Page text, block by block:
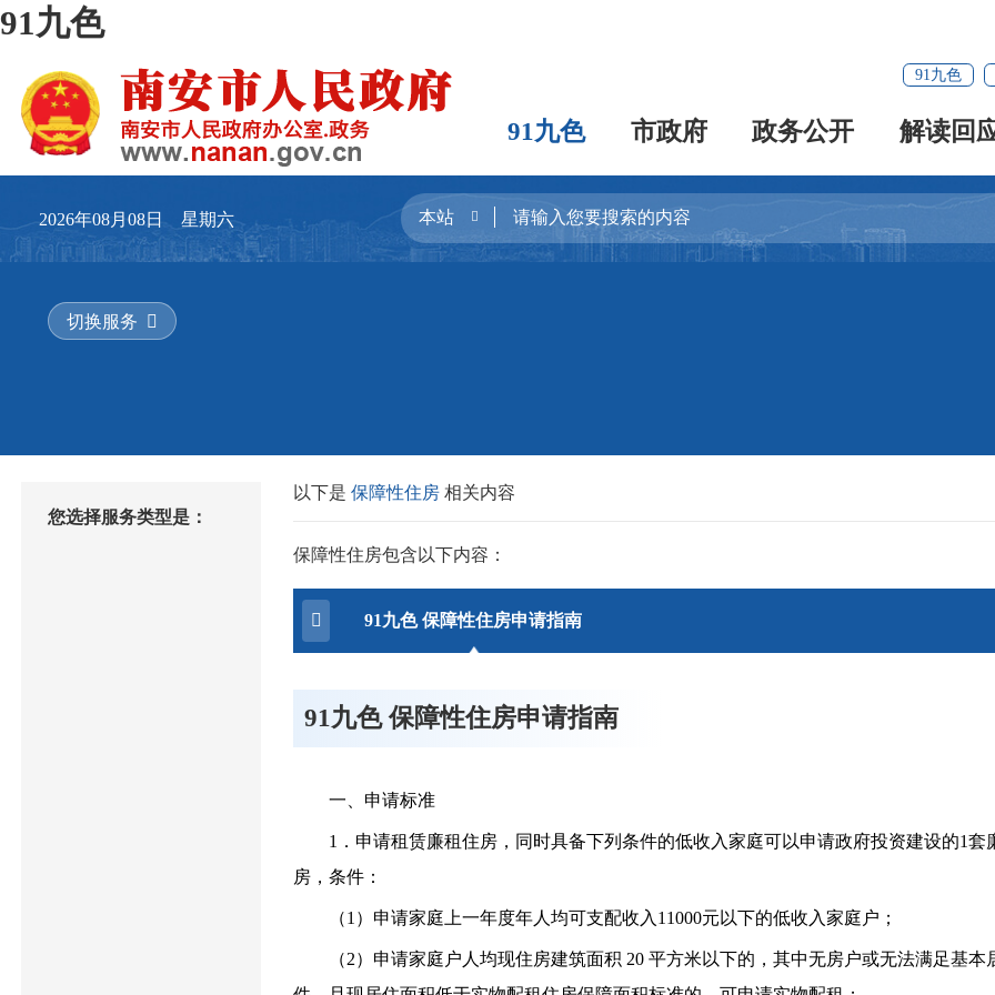
91九色
91九色
91九色 市政府 政务公开 解读回
2026年08月08日 星期六
切换服务
您选择服务类型是：
以下是保障性住房相关内容
保障性住房包含以下内容：
91九色 保障性住房申请指南
91九色 保障性住房申请指南
一、申请标准
1．申请租赁廉租住房，同时具备下列条件的低收入家庭可以申请政府投资建设的1套
房，条件：
（1）申请家庭上一年度年人均可支配收入11000元以下的低收入家庭户；
（2）申请家庭户人均现住房建筑面积 20 平方米以下的，其中无房户或无法满足基本